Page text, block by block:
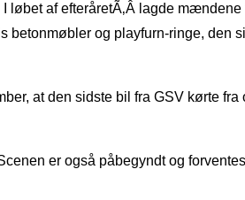
løbet af efteråretÃ‚Â lagde
betonmøbler og playfurn-ringe, den
at den sidste bil fra GSV kørte
er også påbegyndt og